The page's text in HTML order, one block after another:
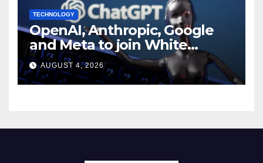
TECHNOLOGY
OpenAI, Anthropic, Google
and Meta to join White
House AI security meeting
AUGUST 4, 2026